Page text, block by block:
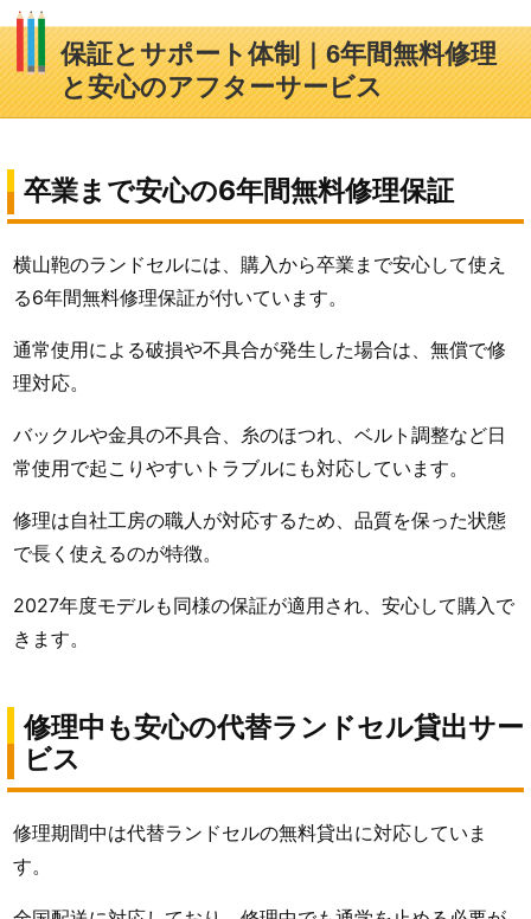
保証とサポート体制｜6年間無料修理
と安心のアフターサービス
卒業まで安心の6年間無料修理保証
横山鞄のランドセルには、購入から卒業まで安心して使え
る6年間無料修理保証が付いています。
通常使用による破損や不具合が発生した場合は、無償で修
理対応。
バックルや金具の不具合、糸のほつれ、ベルト調整など日
常使用で起こりやすいトラブルにも対応しています。
修理は自社工房の職人が対応するため、品質を保った状態
で長く使えるのが特徴。
2027年度モデルも同様の保証が適用され、安心して購入で
きます。
修理中も安心の代替ランドセル貸出サー
ビス
修理期間中は代替ランドセルの無料貸出に対応していま
す。